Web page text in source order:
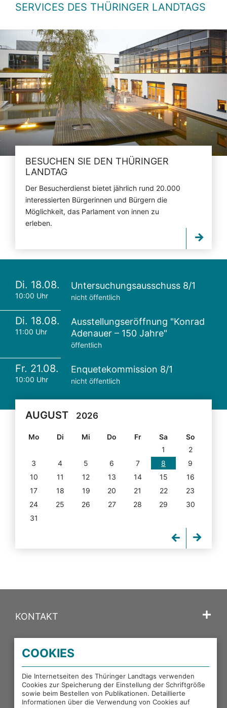
SERVICES DES THÜRINGER LANDTAGS
BESUCHEN SIE DEN THÜRINGER
LANDTAG
Der Besucherdienst bietet jährlich rund 20.000
interessierten Bürgerinnen und Bürgern die
Möglichkeit, das Parlament von innen zu
erleben.
Di. 18.08.
10:00 Uhr
Untersuchungsausschuss 8/1
nicht öffentlich
Di. 18.08.
11:00 Uhr
Ausstellungseröffnung "Konrad
Adenauer – 150 Jahre"
öffentlich
Fr. 21.08.
10:00 Uhr
Enquetekommission 8/1
nicht öffentlich
AUGUST 2026
Mo Di Mi Do Fr Sa
So
1
2
3
4 5 6 7 8
9
10
11 12 13 14 15
16
17
18 19 20 21 22
23
24
25 26 27 28 29
30
31
KONTAKT
PORTALE DES THÜRINGER LANDTAGS
EXTERNE LINKS
COOKIES
Die Internetseiten des Thüringer Landtags verwenden
Cookies zur Speicherung der Einstellung der Schriftgröße
sowie beim Bestellen von Publikationen. Detaillierte
Informationen über die Verwendung von Cookies auf